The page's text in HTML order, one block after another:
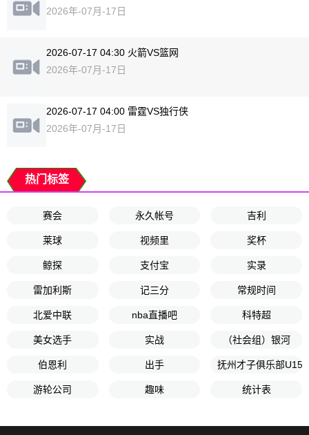
2026年-07月-17日
2026-07-17 04:30 火箭VS篮网
2026年-07月-17日
2026-07-17 04:00 雷霆VS独行侠
2026年-07月-17日
热门标签
赛会 永久帐号 吉利
莱球 视频里 奖杯
鲸探 支付宝 实录
雷加利斯 记三分 常规时间
北爱中联 nba直播吧 科特超
美女选手 实战 （社会组）银河
伯恩利 出手 抚州才子俱乐部U15
游轮公司 趣味 统计表